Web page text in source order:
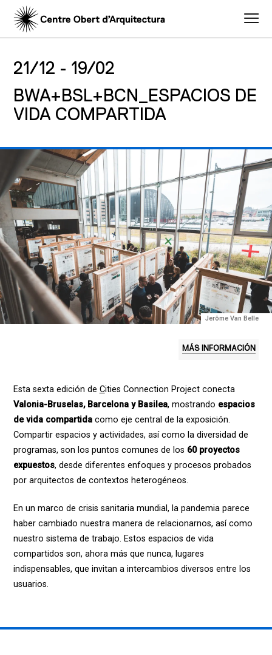
21/12 - 19/02
BWA+BSL+BCN_ESPACIOS DE
VIDA COMPARTIDA
Jerôme Van Belle
MÁS INFORMACIÓN
Esta sexta edición de Cities Connection Project conecta
Valonia-Bruselas, Barcelona y Basilea, mostrando espacios
de vida compartidacomo eje central de la exposición.
Compartir espacios y actividades, así como la diversidad de
programas, son los puntos comunes de los 60 proyectos
expuestos, desde diferentes enfoques y procesos probados
por arquitectos de contextos heterogéneos.
En un marco de crisis sanitaria mundial, la pandemia parece
haber cambiado nuestra manera de relacionarnos, así como
nuestro sistema de trabajo. Estos espacios de vida
compartidos son, ahora más que nunca, lugares
indispensables, que invitan a intercambios diversos entre los
usuarios.